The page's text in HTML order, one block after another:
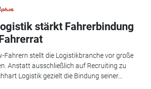
stärkt Fahrerbindung
Fahrern stellt die Logistikbranche vor große
Anstatt ausschließlich auf Recruiting zu
Logistik gezielt die Bindung seiner...